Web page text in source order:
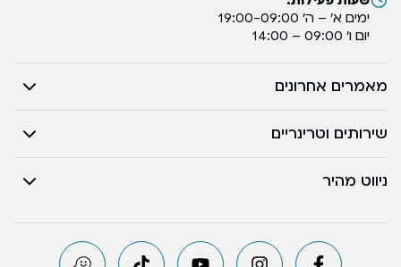
ימים א’ – ה’ 19:00-09:00
יום ו’ 09:00 – 14:00
מאמרים אחרונים
שירותים וטרינריים
ניווט מהיר